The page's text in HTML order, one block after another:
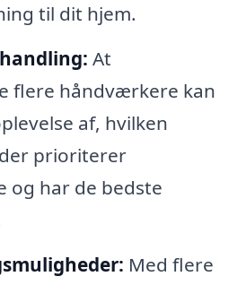
til dit hjem.
At
flere håndværkere kan
af, hvilken
prioriterer
og har de bedste
Med flere